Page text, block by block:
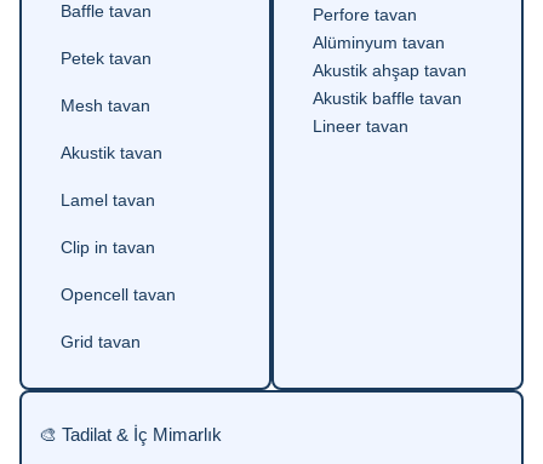
Baffle tavan
Petek tavan
Mesh tavan
Akustik tavan
Lamel tavan
Clip in tavan
Opencell tavan
Grid tavan
Perfore tavan
Alüminyum tavan
Akustik ahşap tavan
Akustik baffle tavan
Lineer tavan
🎨 Tadilat & İç Mimarlık